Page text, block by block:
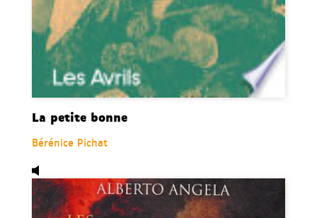
La petite bonne
Bérénice Pichat
Audio,
Les trois jours de Pompéi, de Alberto Angela.